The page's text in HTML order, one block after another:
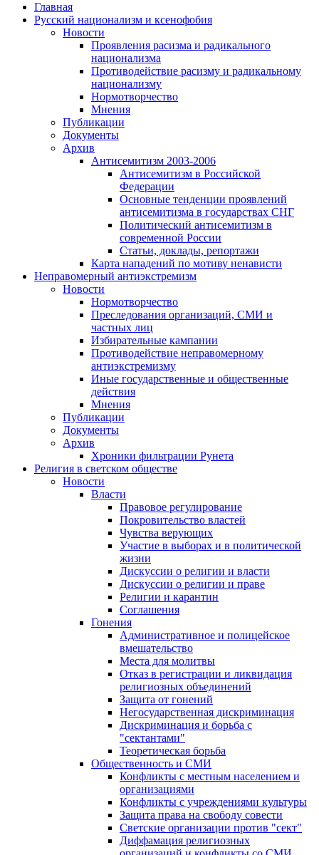
Главная
Русский национализм и ксенофобия
Новости
Проявления расизма и радикального
национализма
Противодействие расизму и радикальному
национализму
Нормотворчество
Мнения
Публикации
Документы
Архив
Антисемитизм 2003-2006
Антисемитизм в Российской
Федерации
Основные тенденции проявлений
антисемитизма в государствах СНГ
Политический антисемитизм в
современной России
Статьи, доклады, репортажи
Карта нападений по мотиву ненависти
Неправомерный антиэкстремизм
Новости
Нормотворчество
Преследования организаций, СМИ и
частных лиц
Избирательные кампании
Противодействие неправомерному
антиэкстремизму
Иные государственные и общественные
действия
Мнения
Публикации
Документы
Архив
Хроники фильтрации Рунета
Религия в светском обществе
Новости
Власти
Правовое регулирование
Покровительство властей
Чувства верующих
Участие в выборах и в политической
жизни
Дискуссии о религии и власти
Дискуссии о религии и праве
Религии и карантин
Соглашения
Гонения
Административное и полицейское
вмешательство
Места для молитвы
Отказ в регистрации и ликвидация
религиозных объединений
Защита от гонений
Негосударственная дискриминация
Дискриминация и борьба с
"сектантами"
Теоретическая борьба
Общественность и СМИ
Конфликты с местным населением и
организациями
Конфликты с учреждениями культуры
Защита права на свободу совести
Светские организации против "сект"
Диффамация религиозных